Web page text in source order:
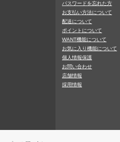
パスワードを忘れた方
お支払い方法について
配送について
ポイントについて
WANT機能について
お気に入り機能について
個人情報保護
お問い合わせ
店舗情報
採用情報